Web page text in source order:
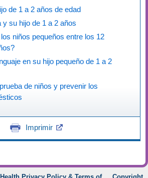
de 1 a 2 años de edad
su hijo de 1 a 2 años
niños pequeños entre los 12
en su hijo pequeño de 1 a 2
de niños y prevenir los
Imprimir